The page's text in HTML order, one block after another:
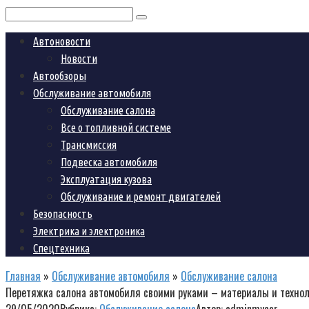
Поиск:
Автоновости
Новости
Автообзоры
Обслуживание автомобиля
Обслуживание салона
Все о топливной системе
Трансмиссия
Подвеска автомобиля
Эксплуатация кузова
Обслуживание и ремонт двигателей
Безопасность
Электрика и электроника
Спецтехника
Главная » Обслуживание автомобиля » Обслуживание салона
Перетяжка салона автомобиля своими руками – материалы и